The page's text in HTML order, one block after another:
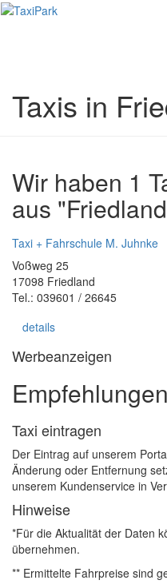
Taxis in
Wir haben 1
aus
Taxi + Fahrschule M. Juhnke
Voßweg 25
17098 Friedland
Tel.: 039601 / 26645
details
Werbeanzeigen
Empfehlungen
Taxi eintragen
Der Eintrag auf unserem
Änderung oder Entfernung
unserem Kundenservice in
Hinweise
*Für die Aktualität der Daten
übernehmen.
** Ermittelte Fahrpreise sind